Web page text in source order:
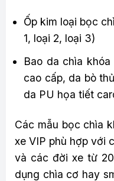
Ốp kim loại bọc
1, loại 2, loại 3)
Bao da chìa
cao cấp, da bò
da PU họa tiết
Các mẫu bọc chìa
xe VIP phù hợp với
và các đời xe từ
dụng chìa cơ hay